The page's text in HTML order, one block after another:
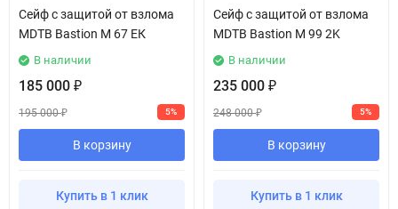
Сейф с защитой от взлома
MDTB Bastion M 67 ЕК
В наличии
185 000 ₽
195 000₽ 5%
В корзину
Купить в 1 клик
Сейф с защитой от взлома
MDTB Bastion M 99 2K
В наличии
235 000 ₽
248 000₽ 5%
В корзину
Купить в 1 клик